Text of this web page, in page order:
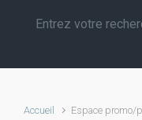
Accueil Espace promo/